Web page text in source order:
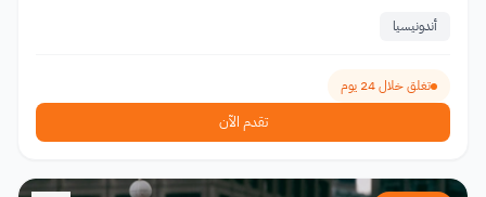
أندونيسيا
تغلق خلال 24 يوم
تقدم الآن